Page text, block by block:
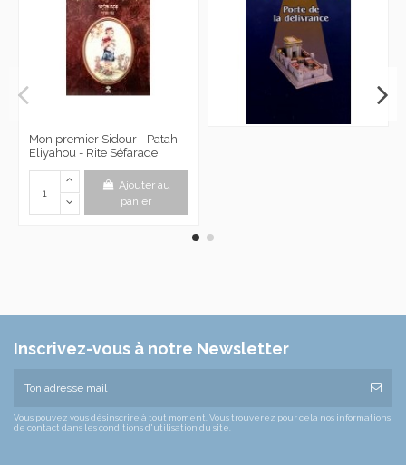
Mon premier Sidour - Patah
Eliyahou - Rite Séfarade
Ajouter au
panier
Inscrivez-vous à notre Newsletter
Vous pouvez vous désinscrire à tout moment. Vous trouverez pour cela nos informations
de contact dans les conditions d'utilisation du site.